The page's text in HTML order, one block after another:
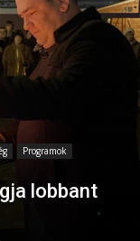
Programok
lobbant